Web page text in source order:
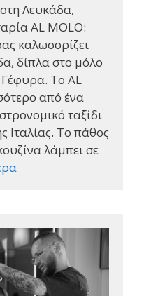
Λευκάδα,
AL MOLO:
καλωσορίζει
δίπλα στο μόλο
Γέφυρα. Το AL
από ένα
ταξίδι
Ιταλίας. Το πάθος
λάμπει σε